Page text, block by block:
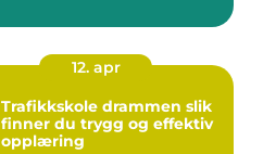
12. apr
Trafikkskole drammen slik
finner du trygg og effektiv
opplæring